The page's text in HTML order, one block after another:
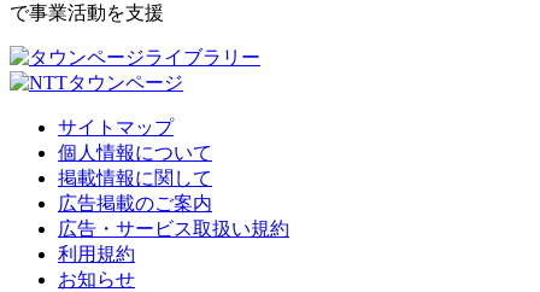
で事業活動を支援
サイトマップ
個人情報について
掲載情報に関して
広告掲載のご案内
広告・サービス取扱い規約
利用規約
お知らせ